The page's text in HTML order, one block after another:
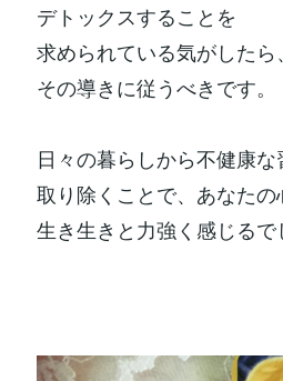
デトックスすることを
求められている気がしたら、
その導きに従うべきです。
日々の暮らしから不健康な
取り除くことで、あなたの
生き生きと力強く感じる